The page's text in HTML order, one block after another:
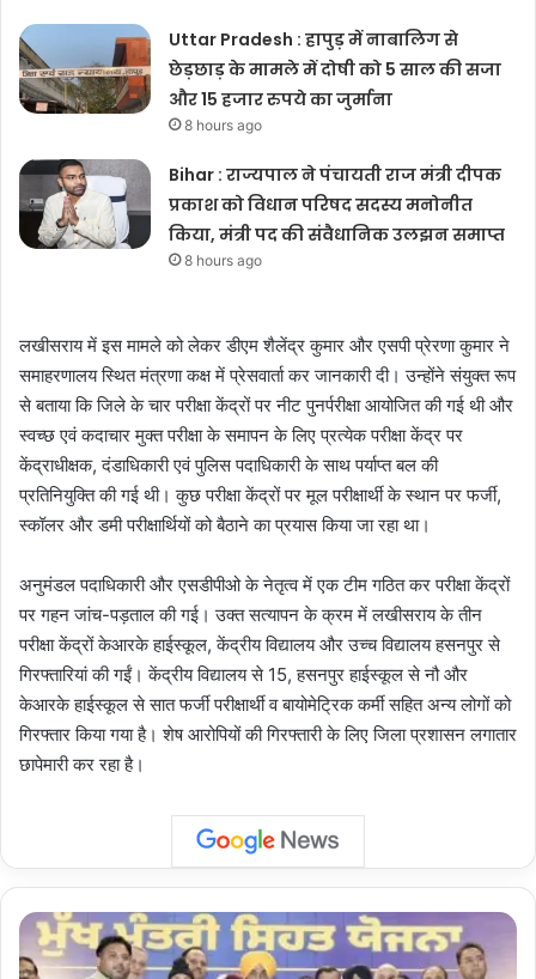
Uttar Pradesh : हापुड़ में नाबालिग से
छेड़छाड़ के मामले में दोषी को 5 साल की सजा
और 15 हजार रुपये का जुर्माना
8 hours ago
Bihar : राज्यपाल ने पंचायती राज मंत्री दीपक
प्रकाश को विधान परिषद सदस्य मनोनीत
किया, मंत्री पद की संवैधानिक उलझन समाप्त
8 hours ago
लखीसराय में इस मामले को लेकर डीएम शैलेंद्र कुमार और एसपी प्रेरणा कुमार ने
समाहरणालय स्थित मंत्रणा कक्ष में प्रेसवार्ता कर जानकारी दी। उन्होंने संयुक्त रूप
से बताया कि जिले के चार परीक्षा केंद्रों पर नीट पुनर्परीक्षा आयोजित की गई थी और
स्वच्छ एवं कदाचार मुक्त परीक्षा के समापन के लिए प्रत्येक परीक्षा केंद्र पर
केंद्राधीक्षक, दंडाधिकारी एवं पुलिस पदाधिकारी के साथ पर्याप्त बल की
प्रतिनियुक्ति की गई थी। कुछ परीक्षा केंद्रों पर मूल परीक्षार्थी के स्थान पर फर्जी,
स्कॉलर और डमी परीक्षार्थियों को बैठाने का प्रयास किया जा रहा था।
अनुमंडल पदाधिकारी और एसडीपीओ के नेतृत्व में एक टीम गठित कर परीक्षा केंद्रों
पर गहन जांच-पड़ताल की गई। उक्त सत्यापन के क्रम में लखीसराय के तीन
परीक्षा केंद्रों केआरके हाईस्कूल, केंद्रीय विद्यालय और उच्च विद्यालय हसनपुर से
गिरफ्तारियां की गईं। केंद्रीय विद्यालय से 15, हसनपुर हाईस्कूल से नौ और
केआरके हाईस्कूल से सात फर्जी परीक्षार्थी व बायोमेट्रिक कर्मी सहित अन्य लोगों को
गिरफ्तार किया गया है। शेष आरोपियों की गिरफ्तारी के लिए जिला प्रशासन लगातार
छापेमारी कर रहा है।
Punjab
पंजाब